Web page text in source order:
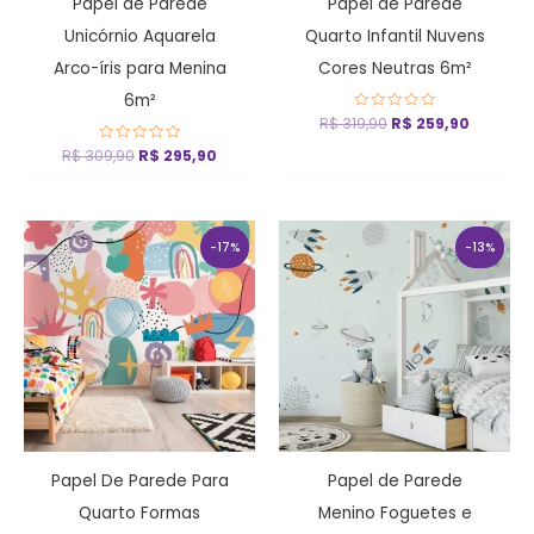
Unicórnio Aquarela
Arco-íris para Menina
6m²
Avaliação
0
R$309,90 R$ 295,90
Quarto Infantil Nuvens
Cores Neutras 6m²
Avaliação
0
R$319,90 R$ 259,90
-17%
Papel De Parede Para
Quarto Formas
O
preço
original
era:
R$ 479,90.
O
preço
atual
é:
R$ 399,90.
-13%
Papel de Parede
Menino Foguetes e